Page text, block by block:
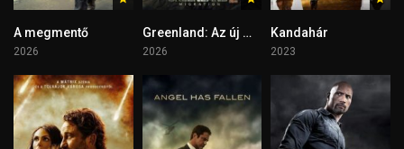
A megmentő
2026
Greenland: Az új menedék
2026
Kandahár
2023